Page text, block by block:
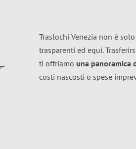
Traslochi Venezia non è
trasparenti ed equi.
ti offriamo una panoramica
costi nascosti o spese